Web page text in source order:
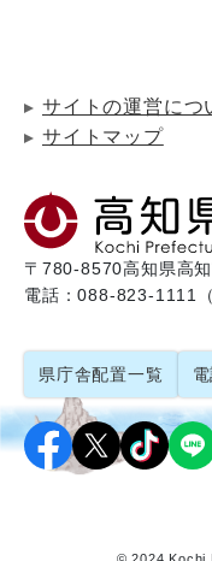
サイトの運営につ
サイトマップ
〒780-8570高知県高
電話：088-823-1111
県庁舎配置一覧